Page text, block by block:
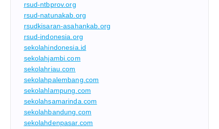
rsud-ntbprov.org
rsud-natunakab.org
rsudkisaran-asahankab.org
rsud-indonesia.org
sekolahindonesia.id
sekolahjambi.com
sekolahriau.com
sekolahpalembang.com
sekolahlampung.com
sekolahsamarinda.com
sekolahbandung.com
sekolahdenpasar.com